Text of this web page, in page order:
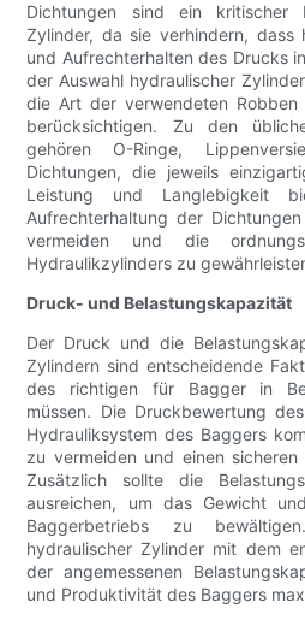
Dichtungen sind ein kritischer
Zylinder, da sie verhindern, dass
und Aufrechterhalten des Drucks
der Auswahl hydraulischer
die Art der verwendeten
berücksichtigen. Zu den
gehören O-Ringe,
Dichtungen, die jeweils
Leistung und Langlebigkeit
Aufrechterhaltung der
vermeiden und die
Hydraulikzylinders zu
Druck- und Belastungskapazität
Der Druck und die
Zylindern sind entscheidende
des richtigen für Bagger in
müssen. Die Druckbewertung
Hydrauliksystem des Baggers
zu vermeiden und einen
Zusätzlich sollte die
ausreichen, um das Gewicht
Baggerbetriebs zu
hydraulischer Zylinder mit dem
der angemessenen
und Produktivität des Baggers